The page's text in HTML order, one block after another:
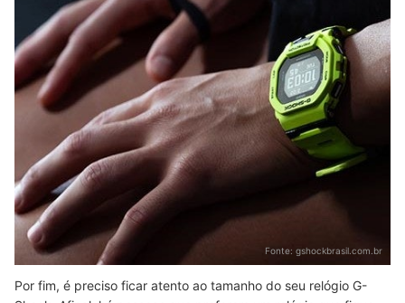
Fonte: gshockbrasil.com.br
Por fim, é preciso ficar atento ao tamanho do seu relógio G-